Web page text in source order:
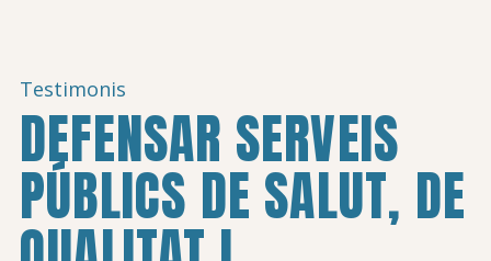
Testimonis
DEFENSAR SERVEIS
PÚBLICS DE SALUT, DE